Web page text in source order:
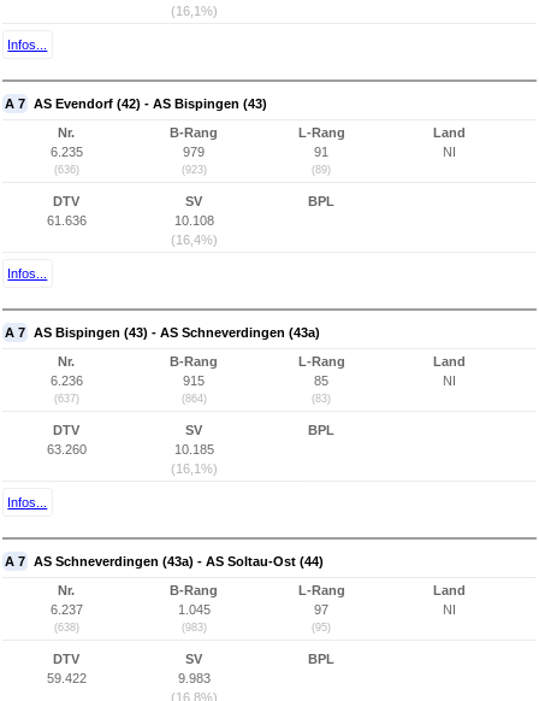
(16,1%)
Infos...
A 7 AS Evendorf (42) - AS Bispingen (43)
Nr.
6.235
(636)
B-Rang
979
(923)
L-Rang
91
(89)
Land
NI
DTV
61.636
SV
10.108
(16,4%)
BPL
Infos...
A 7 AS Bispingen (43) - AS Schneverdingen (43a)
Nr.
6.236
(637)
B-Rang
915
(864)
L-Rang
85
(83)
Land
NI
DTV
63.260
SV
10.185
(16,1%)
BPL
Infos...
A 7 AS Schneverdingen (43a) - AS Soltau-Ost (44)
Nr.
6.237
(638)
B-Rang
1.045
(983)
L-Rang
97
(95)
Land
NI
DTV
59.422
SV
9.983
(16,8%)
BPL